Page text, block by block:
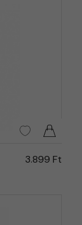
3.899 Ft